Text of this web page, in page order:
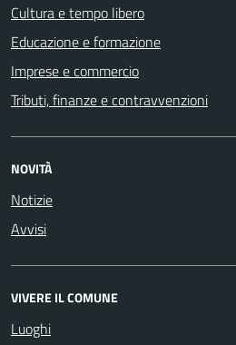
Cultura e tempo libero
Educazione e formazione
Imprese e commercio
Tributi, finanze e contravvenzioni
NOVITÀ
Notizie
Avvisi
VIVERE IL COMUNE
Luoghi